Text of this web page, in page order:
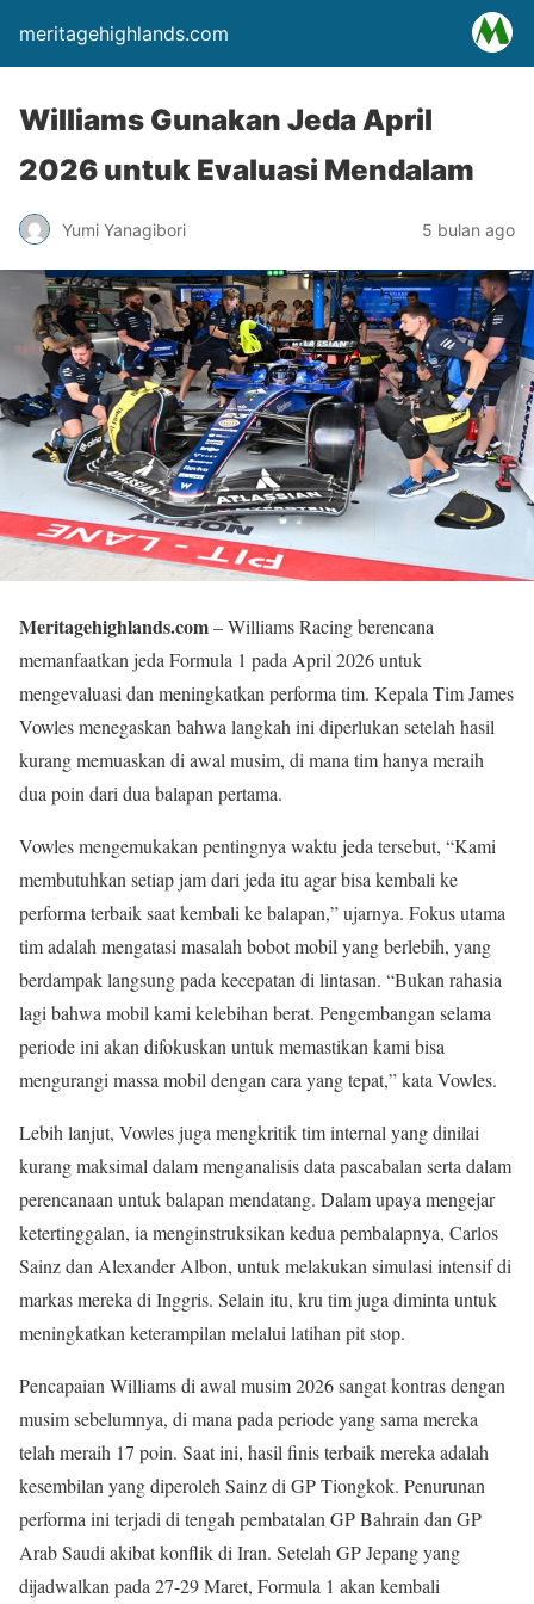
meritagehighlands.com
Williams Gunakan Jeda April
2026 untuk Evaluasi Mendalam
Yumi Yanagibori 5 bulan ago
Meritagehighlands.com– Williams Racing berencana
memanfaatkan jeda Formula 1 pada April 2026 untuk
mengevaluasi dan meningkatkan performa tim. Kepala Tim James
Vowles menegaskan bahwa langkah ini diperlukan setelah hasil
kurang memuaskan di awal musim, di mana tim hanya meraih
dua poin dari dua balapan pertama.
Vowles mengemukakan pentingnya waktu jeda tersebut, “Kami
membutuhkan setiap jam dari jeda itu agar bisa kembali ke
performa terbaik saat kembali ke balapan,” ujarnya. Fokus utama
tim adalah mengatasi masalah bobot mobil yang berlebih, yang
berdampak langsung pada kecepatan di lintasan. “Bukan rahasia
lagi bahwa mobil kami kelebihan berat. Pengembangan selama
periode ini akan difokuskan untuk memastikan kami bisa
mengurangi massa mobil dengan cara yang tepat,” kata Vowles.
Lebih lanjut, Vowles juga mengkritik tim internal yang dinilai
kurang maksimal dalam menganalisis data pascabalan serta dalam
perencanaan untuk balapan mendatang. Dalam upaya mengejar
ketertinggalan, ia menginstruksikan kedua pembalapnya, Carlos
Sainz dan Alexander Albon, untuk melakukan simulasi intensif di
markas mereka di Inggris. Selain itu, kru tim juga diminta untuk
meningkatkan keterampilan melalui latihan pit stop.
Pencapaian Williams di awal musim 2026 sangat kontras dengan
musim sebelumnya, di mana pada periode yang sama mereka
telah meraih 17 poin. Saat ini, hasil finis terbaik mereka adalah
kesembilan yang diperoleh Sainz di GP Tiongkok. Penurunan
performa ini terjadi di tengah pembatalan GP Bahrain dan GP
Arab Saudi akibat konflik di Iran. Setelah GP Jepang yang
dijadwalkan pada 27-29 Maret, Formula 1 akan kembali